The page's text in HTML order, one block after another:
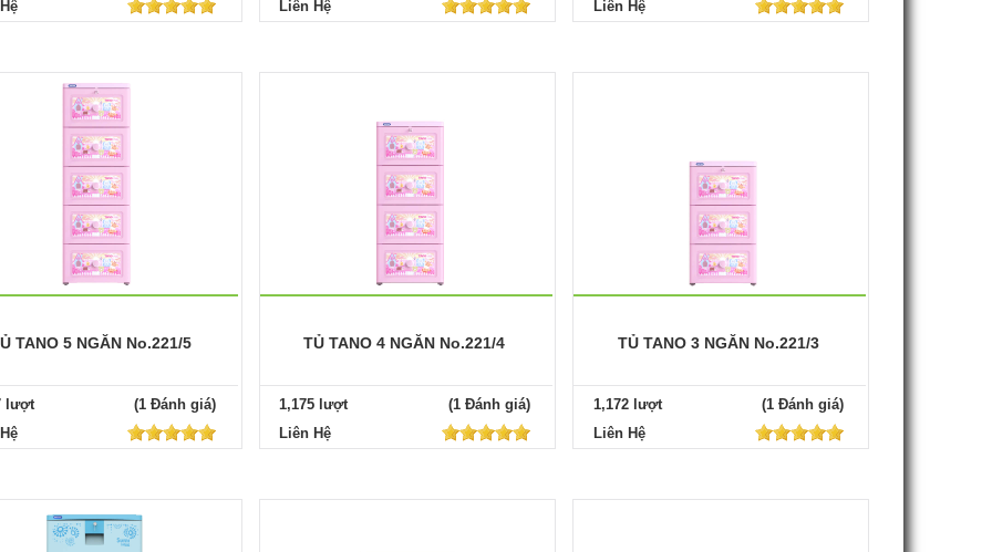
Liên Hệ
Liên Hệ
TANO 5 NGĂN No.221/5
lượt
(1 Đánh giá)
TỦ TANO 4 NGĂN No.221/4
1,175 lượt
(1 Đánh giá)
Liên Hệ
TỦ TANO 3 NGĂN No.221/3
1,172 lượt
(1 Đánh giá)
Liên Hệ